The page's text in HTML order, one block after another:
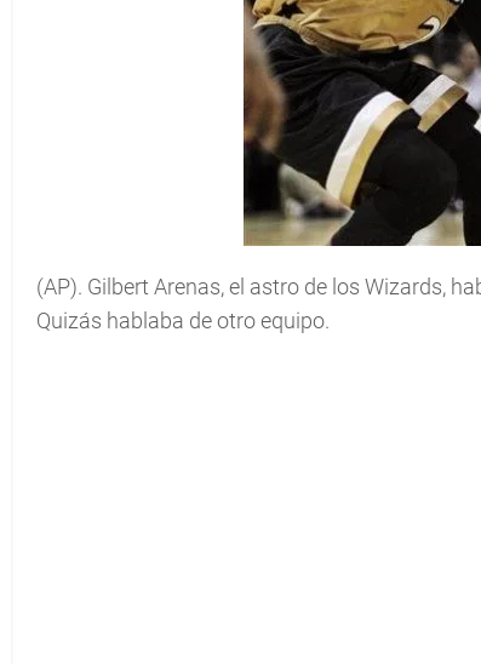
(AP). Gilbert Arenas, el astro de los Wizards,
Quizás hablaba de otro equipo.